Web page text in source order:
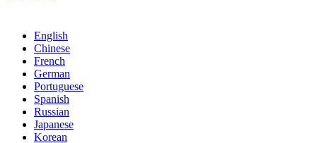
English
Chinese
French
German
Portuguese
Spanish
Russian
Japanese
Korean